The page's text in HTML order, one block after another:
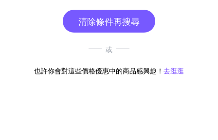
清除條件再搜尋
或
也許你會對這些價格優惠中的商品感興趣！ 去逛逛